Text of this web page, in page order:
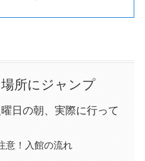
所にジャンプ
曜日の朝、実際に行って
意！入館の流れ